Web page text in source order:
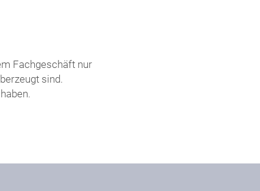
Fachgeschäft nur
sind.